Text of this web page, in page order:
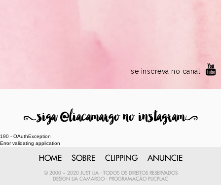
se inscreva no canal
8siga @liacamargo no instagram9
190 - OAuthException
Error validating application
HOME SOBRE CLIPPING ANUNCIE
© 2000 ~ 2020 JUST LIA - TODOS OS DIREITOS RESERVADOS
DESIGN
LIA CAMARGO - PROGRAMAÇÃO PLICPLAC